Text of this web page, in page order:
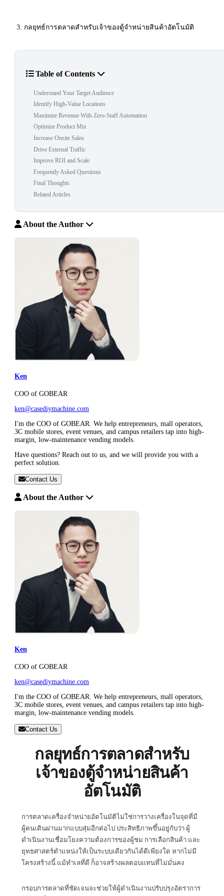
กลยุทธ์การตลาดสำหรับเจ้าของตู้จำหน่ายสินค้าอัตโนมัติ
Table of Contents
Understand Your Target Audience
Identify High-Value Locations
Maximize Revenue With Zero-Staff Automation
Optimize Product Mix
Increase Onsite Sales
Drive External Traffic
Improve ROI and Scale
Frequently Asked Questions
Final Thoughts
Related Articles
About the Author
Ken
COO of GOBEAR
ken@casediymachine.com
I'm the COO of GOBEAR. We help entrepreneurs, mall operators,
3C mobile stores, event venues, and campus retailers tap into high-
margin, low-maintenance vending models.
Have questions? Reach out to us, and we will provide you with a
perfect solution.
Contact Us
About the Author
Ken
COO of GOBEAR
ken@casediymachine.com
I'm the COO of GOBEAR. We help entrepreneurs, mall operators,
3C mobile stores, event venues, and campus retailers tap into high-
margin, low-maintenance vending models.
Contact Us
กลยุทธ์การตลาดสำหรับ
เจ้าของตู้จำหน่ายสินค้า
อัตโนมัติ
การตลาดเครื่องจำหน่ายอัตโนมัติไม่ใช่การวางเครื่องในจุดที่มี
ผู้คนเดินผ่านมากแบบสุ่มอีกต่อไป ประสิทธิภาพขึ้นอยู่กับว่า ผู้
ดำเนินงานเชื่อมโยงความต้องการของผู้ชม การเลือกสินค้า และ
ยุทธศาสตร์ตำแหน่งให้เป็นระบบเดียวกันได้ดีเพียงใด หากไม่มี
โครงสร้างนี้ แม้ทำเลที่ดี ก็อาจสร้างผลตอบแทนที่ไม่มั่นคง
กรอบการตลาดที่ชัดเจนจะช่วยให้ผู้ดำเนินงานปรับปรุงอัตราการ